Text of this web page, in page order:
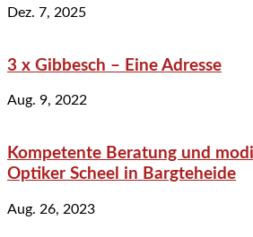
Dez. 7, 2025
3 x Gibbesch – Eine Adresse
Aug. 9, 2022
Kompetente Beratung und
Optiker Scheel in Bargteheide
Aug. 26, 2023